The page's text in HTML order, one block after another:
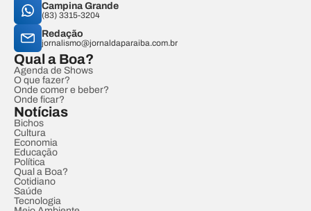
Campina Grande
(83) 3315-3204
Redação
jornalismo@jornaldaparaiba.com.br
Qual a Boa?
Agenda de Shows
O que fazer?
Onde comer e beber?
Onde ficar?
Notícias
Bichos
Cultura
Economia
Educação
Política
Qual a Boa?
Cotidiano
Saúde
Tecnologia